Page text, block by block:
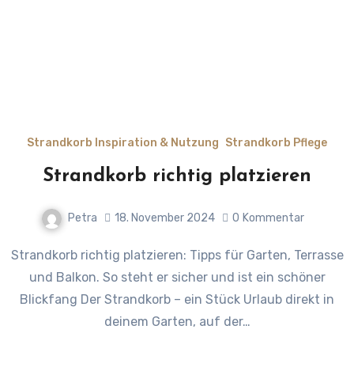
Strandkorb Inspiration & Nutzung Strandkorb Pflege
Strandkorb richtig platzieren
Petra 18. November 2024 0 Kommentar
Strandkorb richtig platzieren: Tipps für Garten, Terrasse
und Balkon. So steht er sicher und ist ein schöner
Blickfang Der Strandkorb – ein Stück Urlaub direkt in
deinem Garten, auf der…